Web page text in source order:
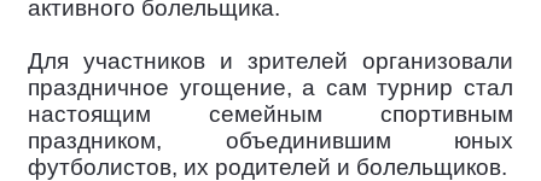
активного болельщика.
Для участников и зрителей организовали
праздничное угощение, а сам турнир стал
настоящим семейным спортивным
праздником, объединившим юных
футболистов, их родителей и болельщиков.